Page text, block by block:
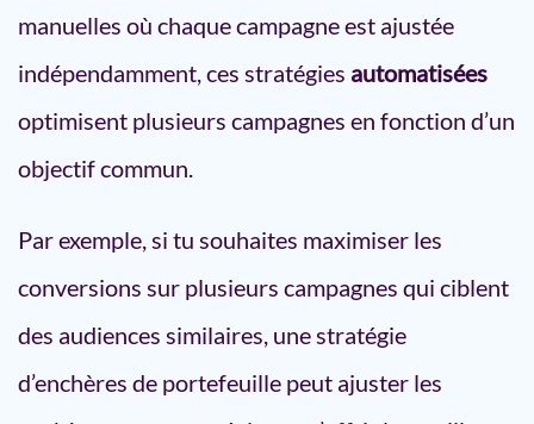
manuelles où chaque campagne est ajustée
indépendamment, ces stratégies automatisées
optimisent plusieurs campagnes en fonction d’un
objectif commun.
Par exemple, si tu souhaites maximiser les
conversions sur plusieurs campagnes qui ciblent
des audiences similaires, une stratégie
d’enchères de portefeuille peut ajuster les